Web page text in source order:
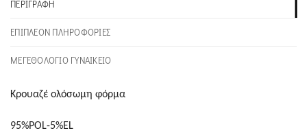
ΠΕΡΙΓΡΑΦΉ
ΕΠΙΠΛΈΟΝ ΠΛΗΡΟΦΟΡΊΕΣ
ΜΕΓΕΘΟΛΟΓΙΟ ΓΥΝΑΙΚΕΙΟ
Κρουαζέ ολόσωμη φόρμα
95%POL-5%EL